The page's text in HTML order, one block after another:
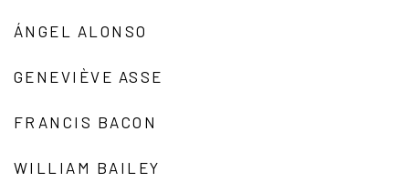
ÁNGEL ALONSO
GENEVIÈVE ASSE
FRANCIS BACON
WILLIAM BAILEY